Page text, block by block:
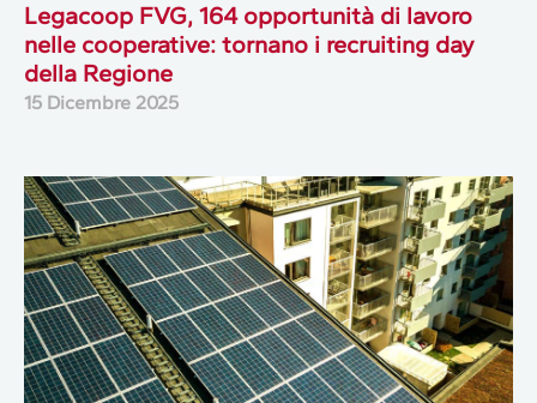
Legacoop FVG, 164 opportunità di lavoro
nelle cooperative: tornano i recruiting day
della Regione
15 Dicembre 2025